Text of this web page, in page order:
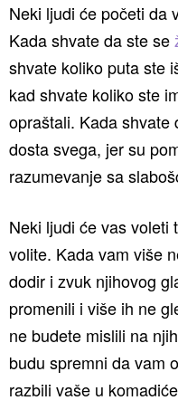
Neki ljudi će početi da
Kada shvate da ste se
shvate koliko puta ste
kad shvate koliko ste
opraštali. Kada shvate
dosta svega, jer su
razumevanje sa
Neki ljudi će vas voleti
volite. Kada vam više
dodir i zvuk njihovog
promenili i više ih ne
ne budete mislili na
budu spremni da vam
razbili vaše u